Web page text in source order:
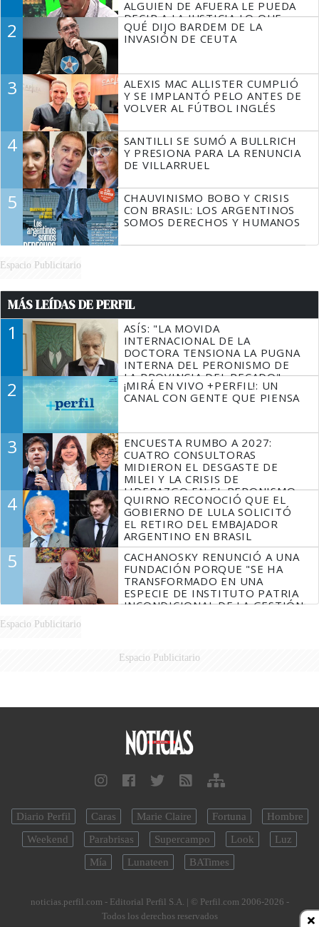
ALGUIEN DE AFUERA LE PUEDA
DECIR A LA JUSTICIA LO QUE
TIENE QUE HACER"
2
QUÉ DIJO BARDEM DE LA
INVASIÓN DE CEUTA
3
ALEXIS MAC ALLISTER CUMPLIÓ
Y SE IMPLANTÓ PELO ANTES DE
VOLVER AL FÚTBOL INGLÉS
4
SANTILLI SE SUMÓ A BULLRICH
Y PRESIONA PARA LA RENUNCIA
DE VILLARRUEL
5
CHAUVINISMO BOBO Y CRISIS
CON BRASIL: LOS ARGENTINOS
SOMOS DERECHOS Y HUMANOS
Espacio Publicitario
MÁS LEÍDAS DE PERFIL
1
ASÍS: "LA MOVIDA
INTERNACIONAL DE LA
DOCTORA TENSIONA LA PUGNA
INTERNA DEL PERONISMO DE
LA PROVINCIA DEL PECADO"
2
¡MIRÁ EN VIVO +PERFIL!: UN
CANAL CON GENTE QUE PIENSA
3
ENCUESTA RUMBO A 2027:
CUATRO CONSULTORAS
MIDIERON EL DESGASTE DE
MILEI Y LA CRISIS DE
LIDERAZGO EN EL PERONISMO
4
QUIRNO RECONOCIÓ QUE EL
GOBIERNO DE LULA SOLICITÓ
EL RETIRO DEL EMBAJADOR
ARGENTINO EN BRASIL
5
CACHANOSKY RENUNCIÓ A UNA
FUNDACIÓN PORQUE "SE HA
TRANSFORMADO EN UNA
ESPECIE DE INSTITUTO PATRIA
INCONDICIONAL DE LA GESTIÓN
Espacio Publicitario
Espacio Publicitario
Diario Perfil Caras Marie Claire Fortuna
Hombre
Weekend
Parabrisas Supercampo Look
Luz
Mía
Lunateen BATimes
noticias.perfil.com - Editorial Perfil S.A. | © Perfil.com 2006-2026 -
Todos los derechos reservados